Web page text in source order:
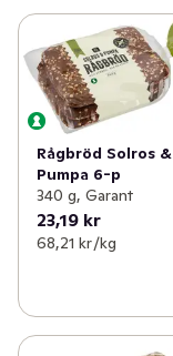
Rågbröd Solros &
Pumpa 6-p
340 g, Garant
23,19 kr
68,21 kr /kg